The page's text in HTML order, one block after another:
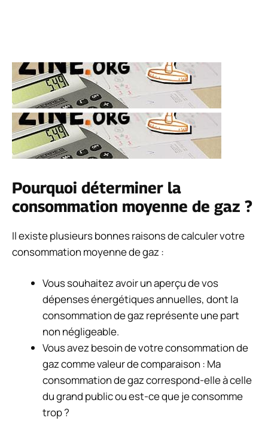
Pourquoi déterminer la
consommation moyenne de gaz ?
Il existe plusieurs bonnes raisons de calculer votre
consommation moyenne de gaz :
Vous souhaitez avoir un aperçu de vos
dépenses énergétiques annuelles, dont la
consommation de gaz représente une part
non négligeable.
Vous avez besoin de votre consommation de
gaz comme valeur de comparaison : Ma
consommation de gaz correspond-elle à celle
du grand public ou est-ce que je consomme
trop ?